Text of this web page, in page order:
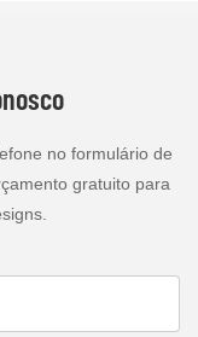
no formulário de
gratuito para